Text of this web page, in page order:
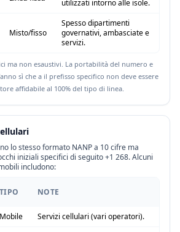
utilizzati intorno alle isole.
Misto/fisso
Spesso dipartimenti
governativi, ambasciate e
servizi.
ma non esaustivi. La portabilità del numero e
sì che a il prefisso specifico non deve essere
affidabile al 100% del tipo di linea.
lo stesso formato NANP a 10 cifre ma
iniziali specifici di seguito +1 268. Alcuni
includono:
TIPO NOTE
Mobile
Servizi cellulari (vari operatori).